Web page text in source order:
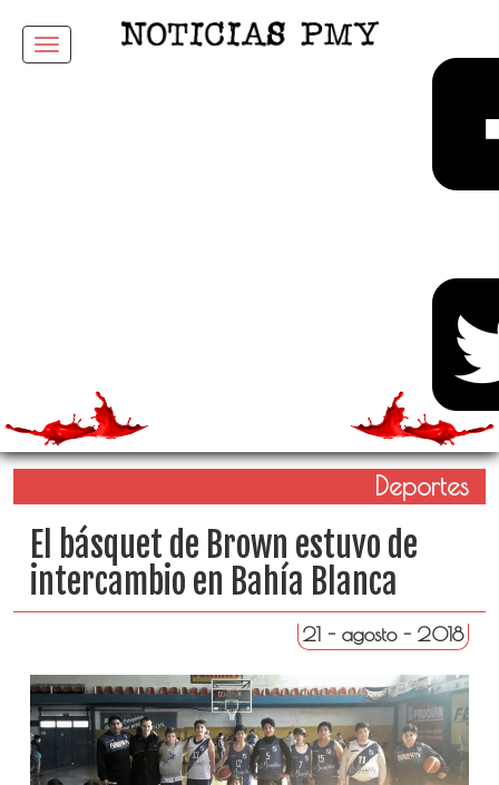
Menu
Deportes
El básquet de Brown estuvo de
intercambio en Bahía Blanca
21 - agosto - 2018